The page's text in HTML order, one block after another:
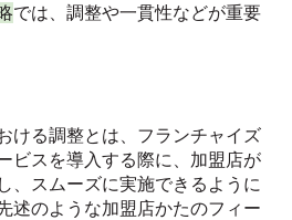
では、調整や一貫性などが重要
ける調整とは、フランチャイズ
ビスを導入する際に、加盟店が
、スムーズに実施できるように
述のような加盟店かたのフィー